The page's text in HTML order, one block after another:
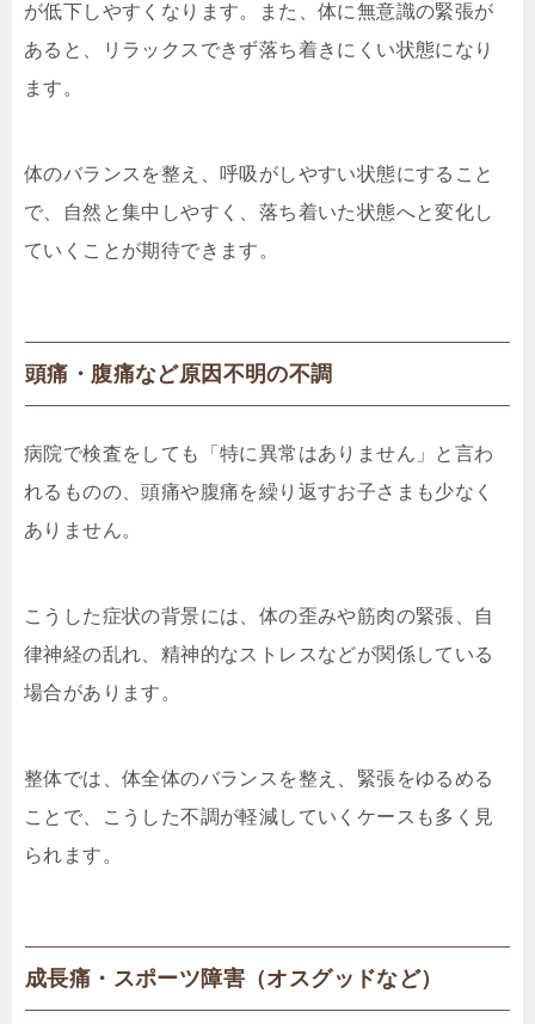
が低下しやすくなります。また、体に無意識の緊張が
あると、リラックスできず落ち着きにくい状態になり
ます。
体のバランスを整え、呼吸がしやすい状態にすること
で、自然と集中しやすく、落ち着いた状態へと変化し
ていくことが期待できます。
頭痛・腹痛など原因不明の不調
病院で検査をしても「特に異常はありません」と言わ
れるものの、頭痛や腹痛を繰り返すお子さまも少なく
ありません。
こうした症状の背景には、体の歪みや筋肉の緊張、自
律神経の乱れ、精神的なストレスなどが関係している
場合があります。
整体では、体全体のバランスを整え、緊張をゆるめる
ことで、こうした不調が軽減していくケースも多く見
られます。
成長痛・スポーツ障害（オスグッドなど）